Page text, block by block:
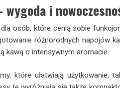
i
osób, które cenią sobie
różnorodnych napojów
kawą o intensywnym aromacie.
które ułatwiają